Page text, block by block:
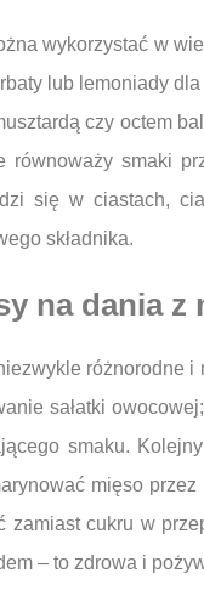
wykorzystać w
lub lemoniady
czy octem
równoważy smaki
się w ciastach,
składnika.
na dania z
różnorodne
sałatki
smaku.
mięso
cukru w
– to zdrowa i